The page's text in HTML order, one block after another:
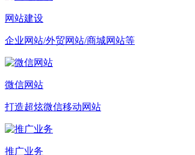
网站建设
企业网站/外贸网站/商城网站等
微信网站
打造超炫微信移动网站
推广业务